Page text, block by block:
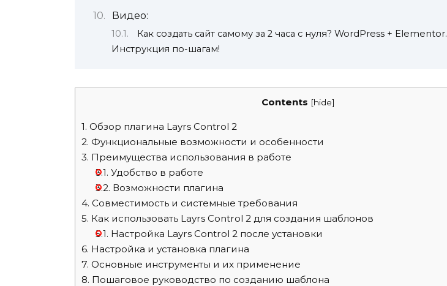
Видео:
Как создать сайт самому за 2 часа с нуля? WordPress + Elementor.
Инструкция по-шагам!
Contents [hide]
1. Обзор плагина Layrs Control 2
2. Функциональные возможности и особенности
3. Преимущества использования в работе
3.1. Удобство в работе
3.2. Возможности плагина
4. Совместимость и системные требования
5. Как использовать Layrs Control 2 для создания шаблонов
5.1. Настройка Layrs Control 2 после установки
6. Настройка и установка плагина
7. Основные инструменты и их применение
8. Пошаговое руководство по созданию шаблона